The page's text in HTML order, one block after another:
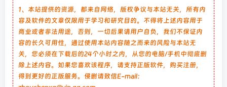
1、本站提供的资源，都来自网络，版权争议与本站无关，所有内
容及软件的文章仅限用于学习和研究目的。不得将上述内容用于
商业或者非法用途，否则，一切后果请用户自负，我们不保证内
容的长久可用性，通过使用本站内容随之而来的风险与本站无
关，您必须在下载后的24个小时之内，从您的电脑/手机中彻底删
除上述内容。如果您喜欢该程序，请支持正版软件，购买注册，
得到更好的正版服务。侵删请致信E-mail：